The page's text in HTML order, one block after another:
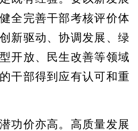
全完善干部考核评价体
新驱动、协调发展、绿
开放、民生改善等领域
干部得到应有认可和重
功价亦高。高质量发展